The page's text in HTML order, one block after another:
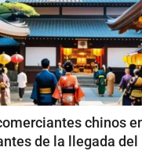
chinos
de la llegada del